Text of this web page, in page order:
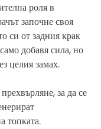
роля в
започне своя
си от задния крак
добавя сила, но
целия замах.
за да се
топката.